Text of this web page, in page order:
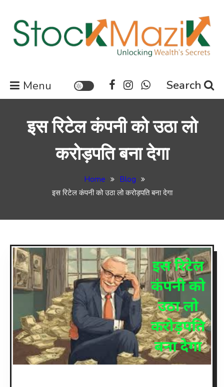
content
Stock Market News | Share
Market Updates | Finance
Updates News
Menu Search
इस रिटेल कंपनी को उठा लो
करोड़पति बना देगा
Home
Blog
इस रिटेल कंपनी को उठा लो करोड़पति बना देगा